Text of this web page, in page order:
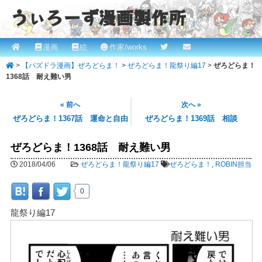
うぃろーず漫画製作所
ROBINとかっぱの漫画スタジオ！ willows.online
メ
イ
ン
メ
イ
コ
テ
ツ
へ
漫画 絵 作家/works
> 【パズドラ漫画】ぜろどらま！ > ぜろどらま！龍祭り編17 > ぜろどらま！
1368話 耐え難い男
« 前へ
ぜろどらま！1367話 運命と自由
次へ »
ぜろどらま！1369話 相談
ぜろどらま！1368話 耐え難い男
2018/04/06 ぜろどらま！龍祭り編17 ぜろどらま！ , ROBIN担当
0
龍祭り編17